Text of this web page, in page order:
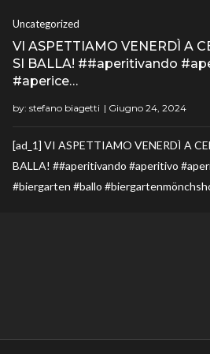
Uncategorized
VI ASPETTIAMO VENERDÌ A
SI BALLA! ##aperitivando
#aperice…
by: stefano biagetti
[ad_1] VI ASPETTIAMO VENERDÌ A
BALLA! ##aperitivando #aperitivo
#biergarten #ballo